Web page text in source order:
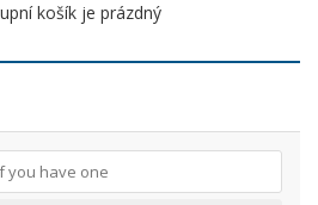
košík je prázdný